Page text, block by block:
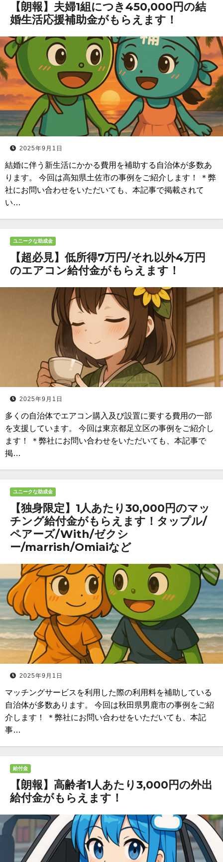
【朗報】夫婦1組につき450,000円の結
婚生活応援補助金がもらえます！
2025年9月1日
結婚に伴う新生活にかかる費用を補助する自治体が多数あ
ります。 今回は高知県土佐市の事例をご紹介します！ ＊弊
社にお問い合わせをいただいても、本記事で掲載されて
い…
ユニークな助成金
【超必見】低所得7万円/それ以外4万円
のエアコン給付金がもらえます！
2025年9月1日
多くの自治体でエアコン購入及び設置に要する費用の一部
を支援しています。 今回は東京都足立区の事例をご紹介し
ます！ ＊弊社にお問い合わせをいただいても、本記事で
掲…
ユニークな助成金
【独身限定】1人あたり30,000円のマッ
チング給付金がもらえます！タップル/
ペアーズ/With/ゼクシ
ー/marrish/Omiaiなど
2025年9月1日
マッチングサービスを利用した際の利用料を補助している
自治体が多数あります。 今回は秋田県男鹿市の事例をご紹
介します！ ＊弊社にお問い合わせをいただいても、本記
事…
給付金
【朗報】高齢者1人あたり3,000円の外出
給付金がもらえます！